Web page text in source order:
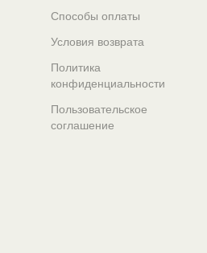
Способы оплаты
Условия возврата
Политика
конфиденциальности
Пользовательское
соглашение